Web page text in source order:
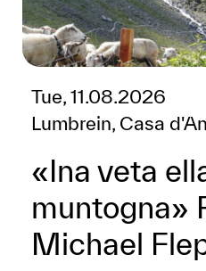
Tue, 11.08.2026
Lumbrein, Casa
«Ina veta
muntogna»
Michael